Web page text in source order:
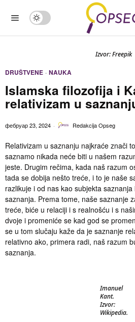
Izvor: Freepik
DRUŠTVENE · NAUKA
Islamska filozofija i
relativizam u
фебруар 23, 2024 Redakcija Opseg
Relativizam u saznanju najkraće znači
saznamo nikada neće biti u našem
jeste. Drugim rečima, kada naš razum
tada se dobija nešto treće, i to je naše
razlikuje i od nas kao subjekta
saznanja. Prema tome, naše saznanje
treće, biće u relaciji i s realnošću i s
dvoje i promeniće se kad god se
se u tom slučaju kaže da je saznanje
relativno ako, primera radi, naš razum
saznanja.
Imanuel
Kant.
Izvor:
Wikipedia.